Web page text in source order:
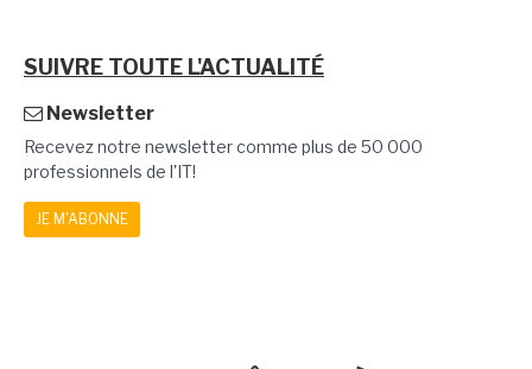
SUIVRE TOUTE L'ACTUALITÉ
Newsletter
Recevez notre newsletter comme plus de 50 000
professionnels de l'IT!
JE M'ABONNE